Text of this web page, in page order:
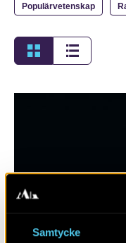
Samtycke
Populärvetenskap